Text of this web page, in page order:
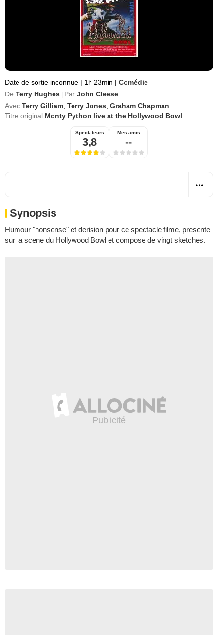
Date de sortie inconnue | 1h 23min | Comédie
De Terry Hughes Par John Cleese
Avec Terry Gilliam Terry Jones Graham Chapman
Titre original Monty Python live at the Hollywood Bowl
Spectateurs
3,8
Mes amis
--
Synopsis
Humour "nonsense" et derision pour ce spectacle filme, presente
sur la scene du Hollywood Bowl et compose de vingt sketches.